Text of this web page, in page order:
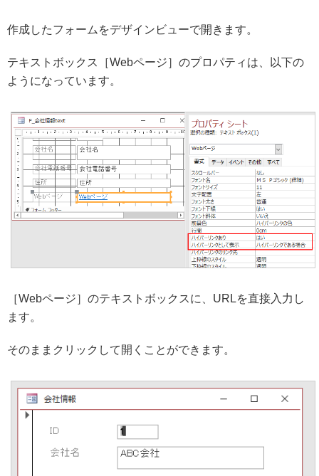
作成したフォームをデザインビューで開きます。
テキストボックス［Webページ］のプロパティは、以下の
ようになっています。
［Webページ］のテキストボックスに、URLを直接入力し
ます。
そのままクリックして開くことができます。